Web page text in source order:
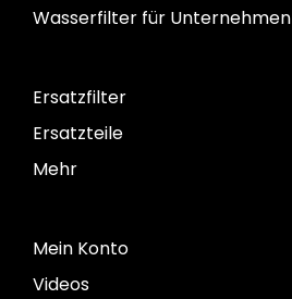
Wasserfilter für Unternehmen
Ersatzfilter
Ersatzteile
Mehr
Mein Konto
Videos